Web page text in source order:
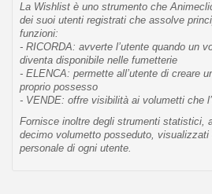
La Wishlist è uno strumento che
dei suoi utenti registrati che assolve
funzioni:
- RICORDA: avverte l’utente quando un
diventa disponibile nelle fumetterie
- ELENCA: permette all’utente di creare
proprio possesso
- VENDE: offre visibilità ai volumetti che
Fornisce inoltre degli strumenti statistici,
decimo volumetto posseduto,
personale di ogni utente.